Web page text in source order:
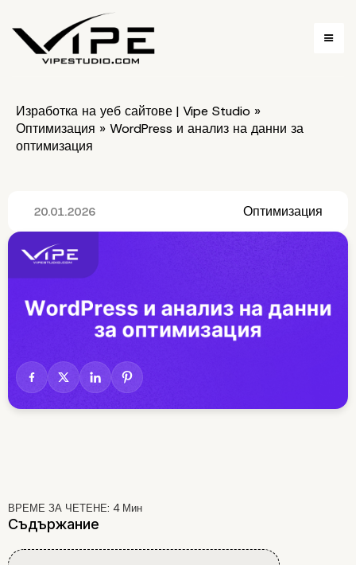
Изработка на уеб сайтове | Vipe Studio »
Оптимизация » WordPress и анализ на данни за
оптимизация
20.01.2026 Оптимизация
ВРЕМЕ ЗА ЧЕТЕНЕ: 4Мин
Съдържание